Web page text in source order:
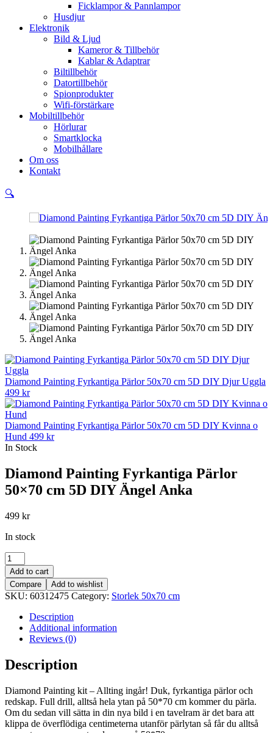
Ficklampor & Pannlampor
Husdjur
Elektronik
Bild & Ljud
Kameror & Tillbehör
Kablar & Adaptrar
Biltillbehör
Datortillbehör
Spionprodukter
Wifi-förstärkare
Mobiltillbehör
Hörlurar
Smartklocka
Mobilhållare
Om oss
Kontakt
🔍
Diamond Painting Fyrkantiga Pärlor 50x70 cm 5D DIY Djur Uggla
499 kr
Diamond Painting Fyrkantiga Pärlor 50x70 cm 5D DIY Kvinna o
Hund 499 kr
In Stock
Diamond Painting Fyrkantiga Pärlor
50×70 cm 5D DIY Ängel Anka
499 kr
In stock
Diamond
Painting
Fyrkantiga
Pärlor
50x70
quantity
Add to cart
Compare
Add to wishlist
SKU: 60312475 Category: Storlek 50x70 cm
Description
Additional information
Reviews (0)
Description
Diamond Painting kit – Allting ingår! Duk, fyrkantiga pärlor och
redskap. Full drill, alltså hela ytan på 50*70 cm kommer du pärla.
Om du sedan vill sätta in din nya bild i en tavelram är det bara att
klippa de överflödiga centimeterna utanför pärlytan så får du alltså